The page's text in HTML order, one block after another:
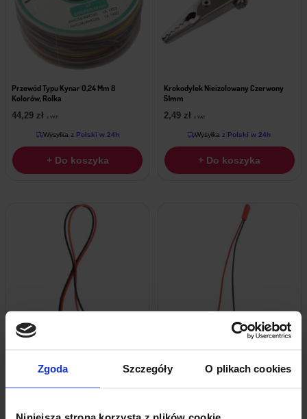
Zgoda Szczegóły O plikach cookies
Niniejsza strona korzysta z plików cookie
Przewód Typu Kynar 0,24 Mm 8
Kolorów, Rolka
44,29 zł z VAT
Wysyłka z Polski w 24h
+ Do koszyka
Krokodylek Nieizolowany Czerwony
51mm
2,49 zł z VAT
Wysyłka z Polski w 24h
+ Do koszyka
2,07zł